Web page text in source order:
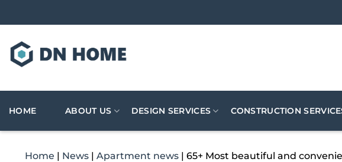
to
HOME ABOUT US DESIGN SERVICES CONSTRUCTION
Home | News | Apartment news | 65+ Most beautiful and